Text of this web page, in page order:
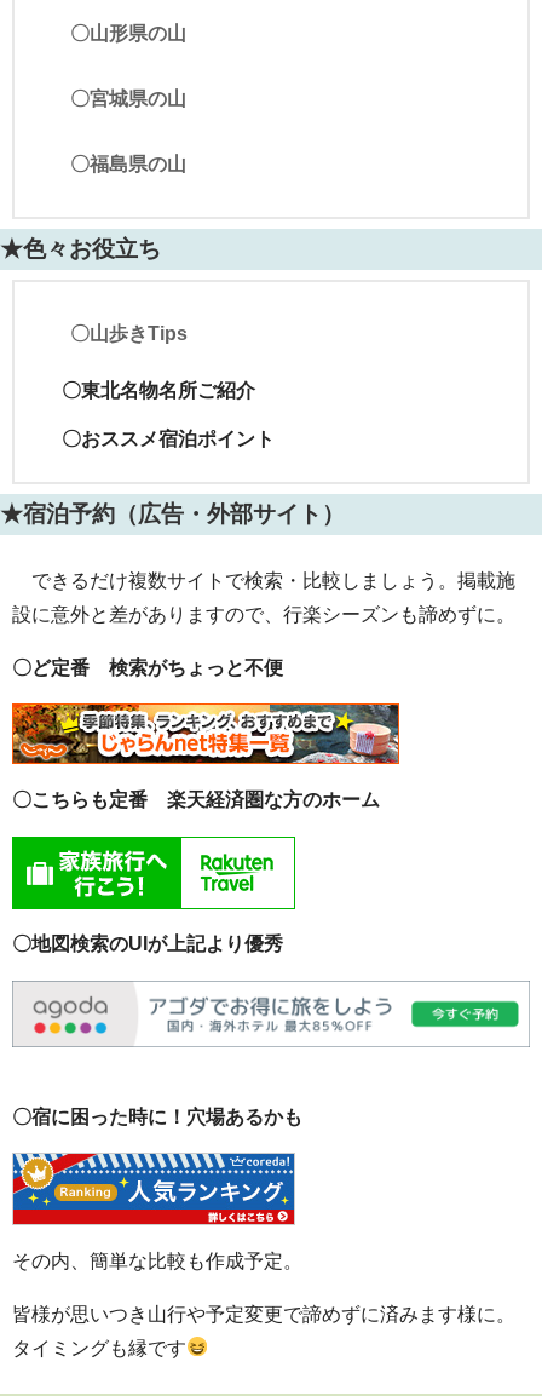
〇山形県の山
〇宮城県の山
〇福島県の山
★色々お役立ち
〇山歩きTips
〇東北名物名所ご紹介
〇おススメ宿泊ポイント
★宿泊予約（広告・外部サイト）
できるだけ複数サイトで検索・比較しましょう。掲載施
設に意外と差がありますので、行楽シーズンも諦めずに。
〇ど定番 検索がちょっと不便
〇こちらも定番 楽天経済圏な方のホーム
〇地図検索のUIが上記より優秀
〇宿に困った時に！穴場あるかも
その内、簡単な比較も作成予定。
皆様が思いつき山行や予定変更で諦めずに済みます様に。
タイミングも縁です